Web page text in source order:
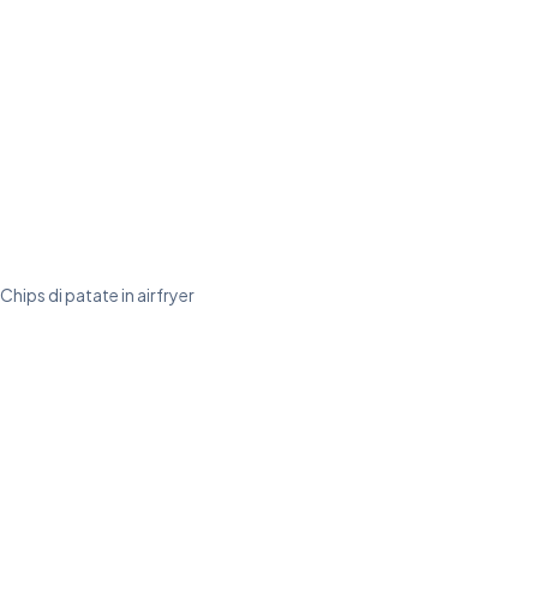
Chips di patate in airfryer